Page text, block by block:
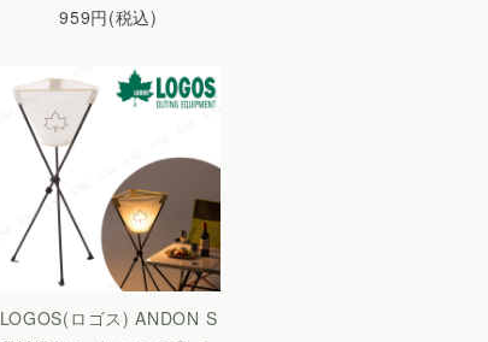
959円(税込)
LOGOS(ロゴス) ANDON S